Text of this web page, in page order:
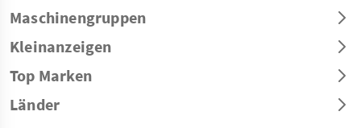
Maschinengruppen
Kleinanzeigen
Top Marken
Länder